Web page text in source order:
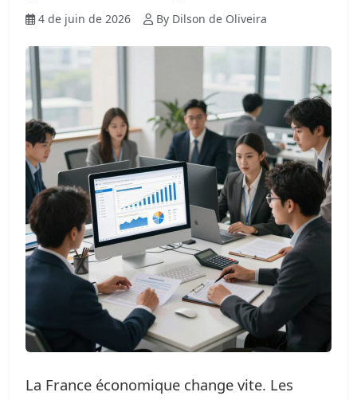
4 de juin de 2026 By Dilson de Oliveira
La France économique change vite. Les